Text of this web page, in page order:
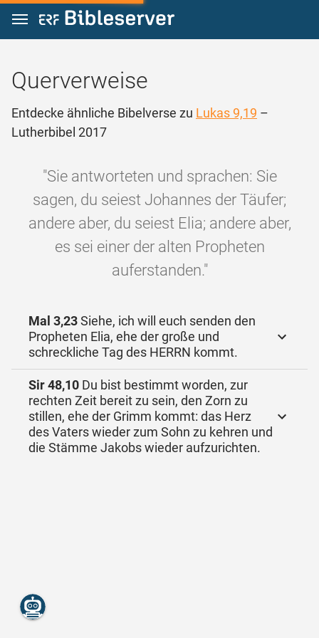
Zum Inhalt springen
Querverweise
Entdecke ähnliche Bibelverse zu Lukas 9,19 –
Lutherbibel 2017
"Sie antworteten und sprachen: Sie
sagen, du seiest Johannes der Täufer;
andere aber, du seiest Elia; andere aber,
es sei einer der alten Propheten
auferstanden."
Mal 3,23Siehe, ich will euch senden den
Propheten Elia, ehe der große und
schreckliche Tag des HERRN kommt.
Sir 48,10 Du bist bestimmt worden, zur
rechten Zeit bereit zu sein, den Zorn zu
stillen, ehe der Grimm kommt: das Herz
des Vaters wieder zum Sohn zu kehren und
die Stämme Jakobs wieder aufzurichten.